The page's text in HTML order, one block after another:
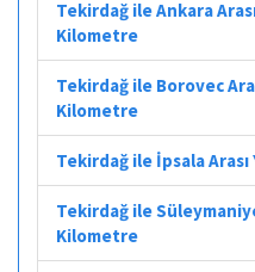
Tekirdağ ile Ankara
Kilometre
Tekirdağ ile Borovec
Kilometre
Tekirdağ ile İpsala
Tekirdağ ile
Kilometre